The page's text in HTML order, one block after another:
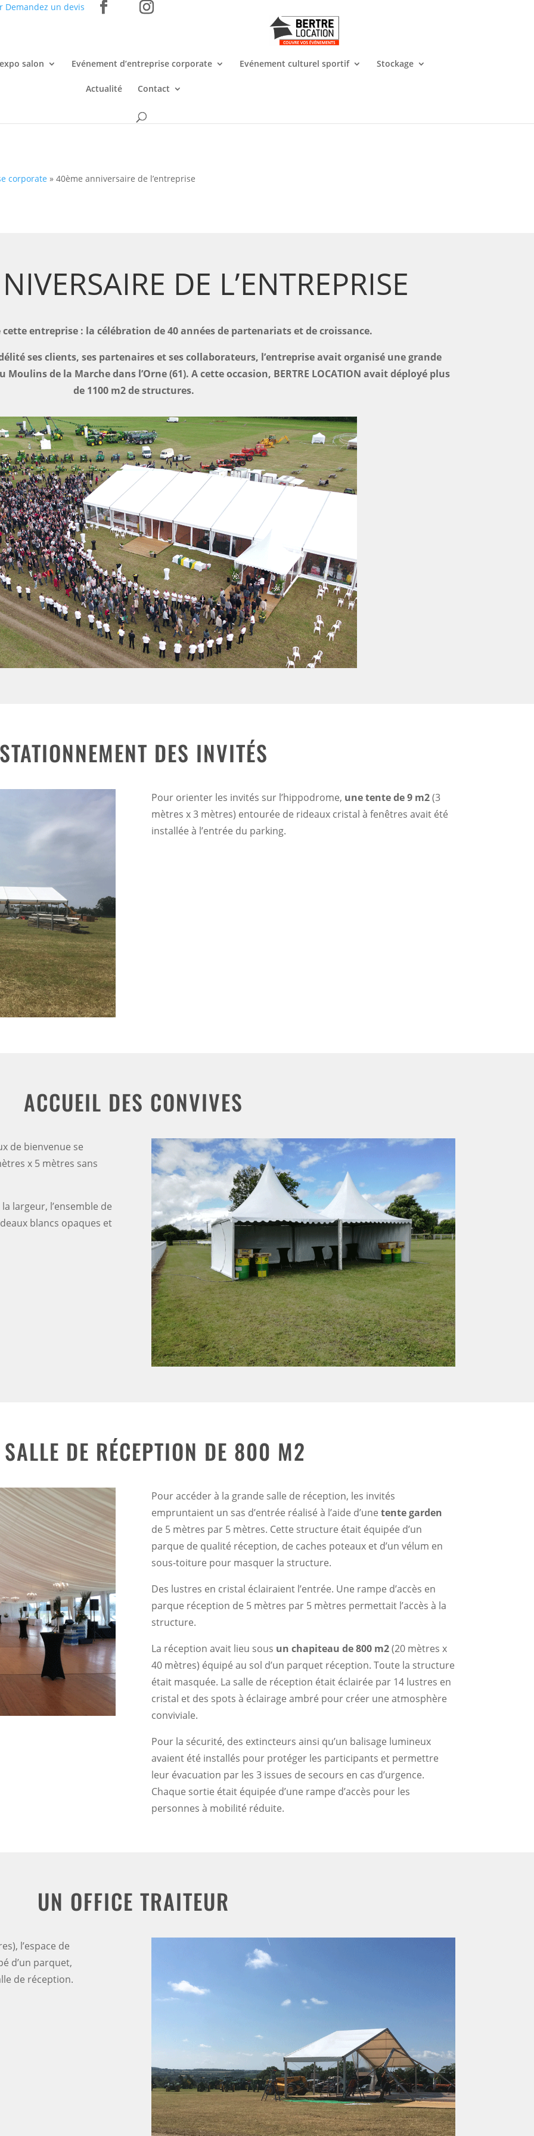
Demandez un devis
salon Evénement d’entreprise corporate Evénement culturel sportif Stockage
Actualité Contact
corporate »40ème anniversaire de l’entreprise
DE L’ENTREPRISE
entreprise : la célébration de 40 années de partenariats et de croissance.
ses clients, ses partenaires et ses collaborateurs, l’entreprise avait organisé une grande
de la Marche dans l’Orne (61). A cette occasion, BERTRE LOCATION avait déployé plus
de 1100 m2 de structures.
DES INVITÉS
Pour orienter les invités sur l’hippodrome, une tente de 9 m2(3
mètres x 3 mètres) entourée de rideaux cristal à fenêtres avait été
installée à l’entrée du parking.
ACCUEIL DES CONVIVES
de bienvenue se
x 5 mètres sans
largeur, l’ensemble de
blancs opaques et
DE RÉCEPTION DE 800 M2
Pour accéder à la grande salle de réception, les invités
empruntaient un sas d’entrée réalisé à l’aide d’une tente garden
de 5 mètres par 5 mètres. Cette structure était équipée d’un
parque de qualité réception, de caches poteaux et d’un vélum en
sous-toiture pour masquer la structure.
Des lustres en cristal éclairaient l’entrée. Une rampe d’accès en
parque réception de 5 mètres par 5 mètres permettait l’accès à la
structure.
La réception avait lieu sous un chapiteau de 800 m2(20 mètres x
40 mètres) équipé au sol d’un parquet réception. Toute la structure
était masquée. La salle de réception était éclairée par 14 lustres en
cristal et des spots à éclairage ambré pour créer une atmosphère
conviviale.
Pour la sécurité, des extincteurs ainsi qu’un balisage lumineux
avaient été installés pour protéger les participants et permettre
leur évacuation par les 3 issues de secours en cas d’urgence.
Chaque sortie était équipée d’une rampe d’accès pour les
personnes à mobilité réduite.
UN OFFICE TRAITEUR
l’espace de
d’un parquet,
de réception.